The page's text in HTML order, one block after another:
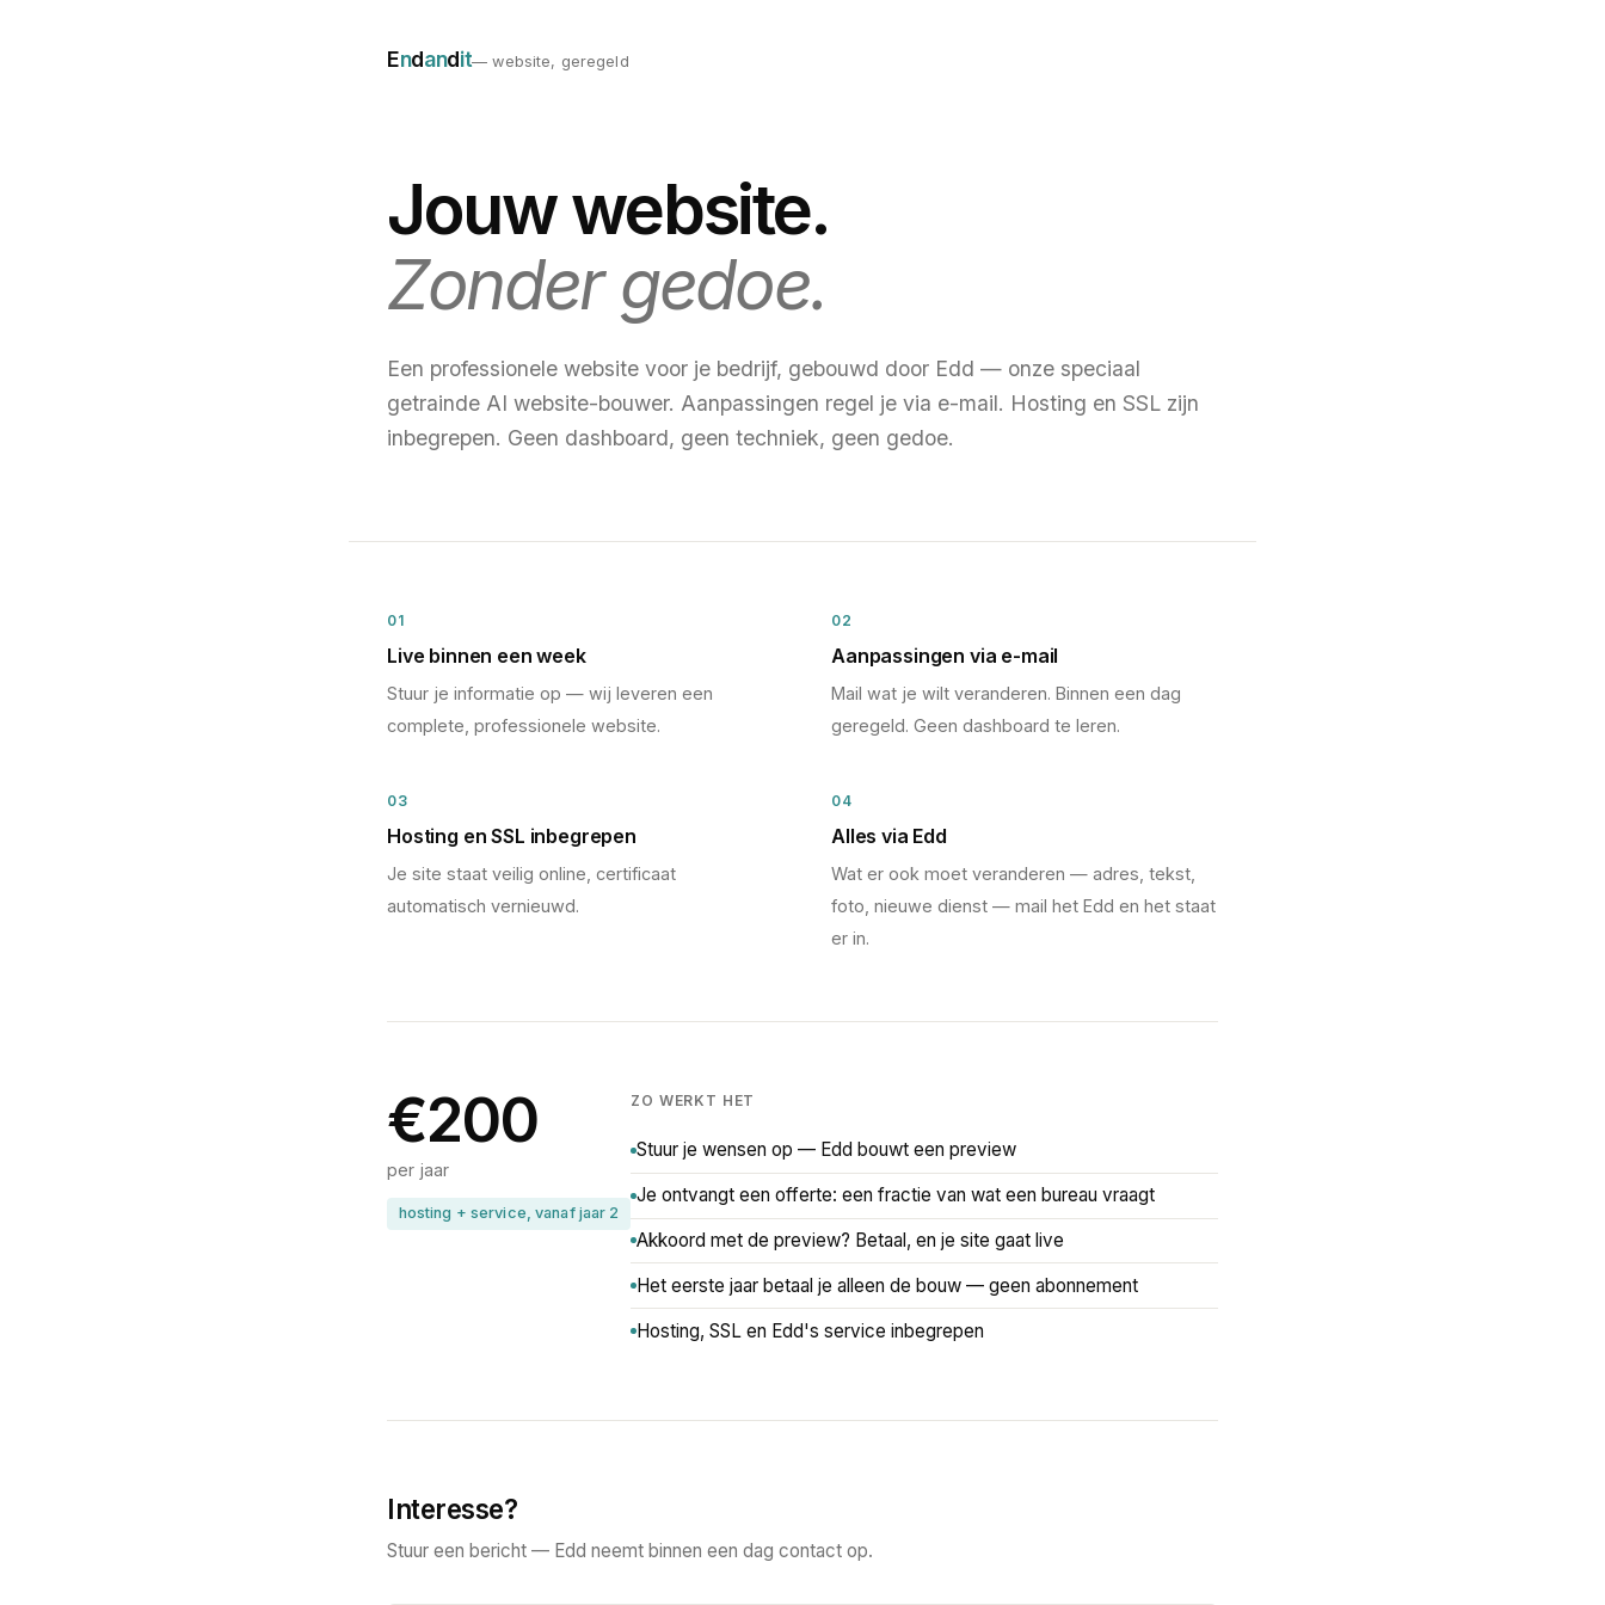
Endandit— website, geregeld
Jouw website.
Zonder gedoe.
Een professionele website voor je bedrijf, gebouwd door Edd — onze speciaal
getrainde AI website-bouwer. Aanpassingen regel je via e-mail. Hosting en SSL zijn
inbegrepen. Geen dashboard, geen techniek, geen gedoe.
01
Live binnen een week
Stuur je informatie op — wij leveren een
complete, professionele website.
02
Aanpassingen via e-mail
Mail wat je wilt veranderen. Binnen een dag
geregeld. Geen dashboard te leren.
03
Hosting en SSL inbegrepen
Je site staat veilig online, certificaat
automatisch vernieuwd.
04
Alles via Edd
Wat er ook moet veranderen — adres, tekst,
foto, nieuwe dienst — mail het Edd en het staat
er in.
€200
per jaar
hosting + service, vanaf jaar 2
ZO WERKT HET
Stuur je wensen op — Edd bouwt een preview
Je ontvangt een offerte: een fractie van wat een bureau vraagt
Akkoord met de preview? Betaal, en je site gaat live
Het eerste jaar betaal je alleen de bouw — geen abonnement
Hosting, SSL en Edd's service inbegrepen
Interesse?
Stuur een bericht — Edd neemt binnen een dag contact op.